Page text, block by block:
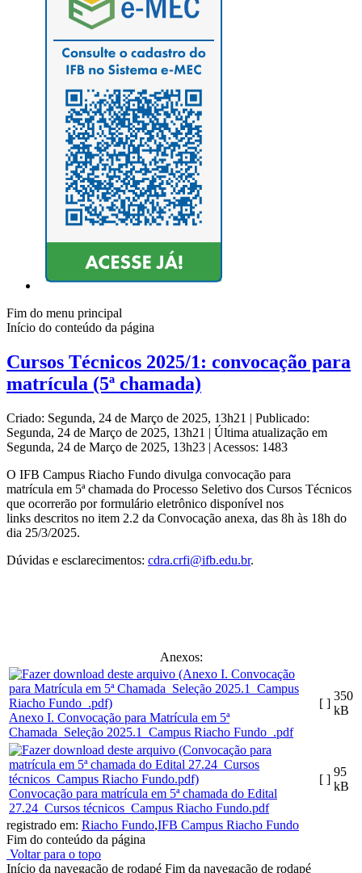
Fim do menu principal
Início do conteúdo da página
Cursos Técnicos 2025/1: convocação para
matrícula (5ª chamada)
Criado: Segunda, 24 de Março de 2025, 13h21 | Publicado:
Segunda, 24 de Março de 2025, 13h21 | Última atualização em
Segunda, 24 de Março de 2025, 13h23 | Acessos: 1483
O IFB Campus Riacho Fundo divulga convocação para
matrícula em 5ª chamada do Processo Seletivo dos Cursos Técnicos
que ocorrerão por formulário eletrônico disponível nos
links descritos no item 2.2 da Convocação anexa, das 8h às 18h do
dia 25/3/2025.
Dúvidas e esclarecimentos: cdra.crfi@ifb.edu.br.
Anexos:
Anexo I. Convocação para Matrícula em 5ª
Chamada_Seleção 2025.1_Campus Riacho Fundo_.pdf
[ ]
350
kB
Convocação para matrícula em 5ª chamada do Edital
27.24_Cursos técnicos_Campus Riacho Fundo.pdf
[ ]
95
kB
registrado em: Riacho Fundo,IFB Campus Riacho Fundo
Fim do conteúdo da página
Voltar para o topo
Início da navegação de rodapé Fim da navegação de rodapé